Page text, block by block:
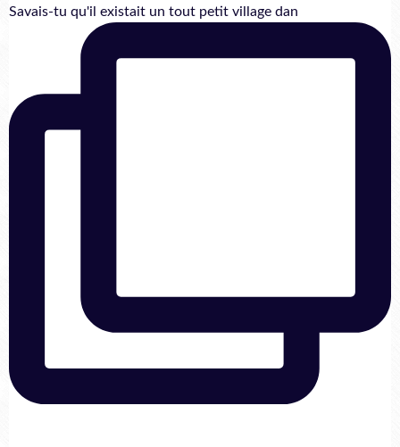
Savais-tu qu'il existait un tout petit village dan